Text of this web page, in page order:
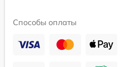
Способы оплаты